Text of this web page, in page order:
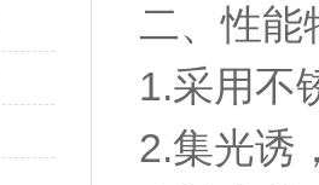
二、性能
1.采用不
2.集光诱